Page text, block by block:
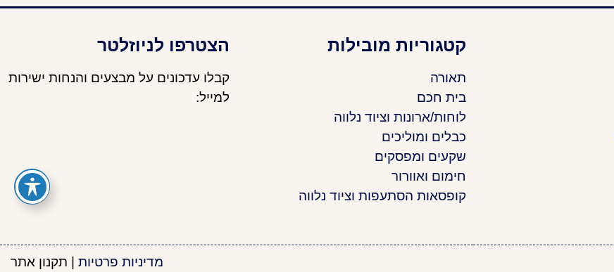
קטגוריות מובילות
תאורה
בית חכם
לוחות/ארונות וציוד נלווה
כבלים ומוליכים
שקעים ומפסקים
חימום ואוורור
קופסאות הסתעפות וציוד נלווה
הצטרפו לניוזלטר
קבלו עדכונים על מבצעים והנחות ישירות
למייל:
מדיניות פרטיות | תקנון אתר